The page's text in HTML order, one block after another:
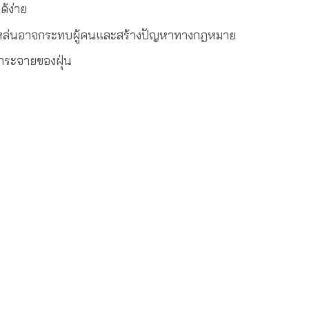
ง่าย
นอาจกระทบผู้คนและสร้างปัญหาทางกฎหมาย
ะจายของฝุ่น